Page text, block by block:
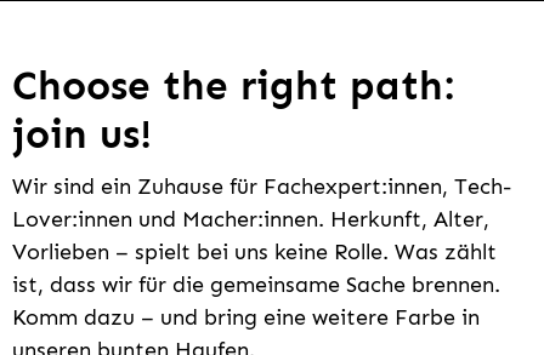
Choose the right path:
join us!
Wir sind ein Zuhause für Fachexpert:innen, Tech-
Lover:innen und Macher:innen. Herkunft, Alter,
Vorlieben – spielt bei uns keine Rolle. Was zählt
ist, dass wir für die gemeinsame Sache brennen.
Komm dazu – und bring eine weitere Farbe in